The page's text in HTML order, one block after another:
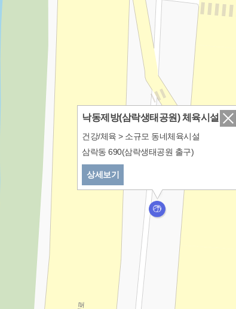
낙동제방(삼락생태공원) 체육시설
건강/체육 > 소규모 동네체육시설
삼락동 690(삼락생태공원 출구)
상세보기